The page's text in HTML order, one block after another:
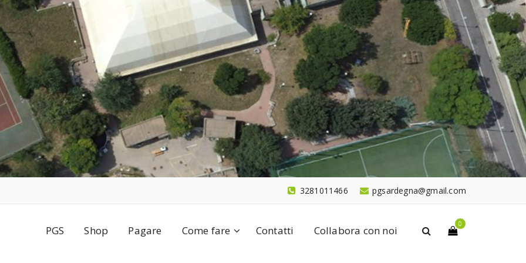
pgsardegna@gmail.com
3281011466
PGS Shop Pagare Come fare Contatti Collabora con noi
0